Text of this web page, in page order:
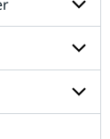
för
Data
för
tjänster
för